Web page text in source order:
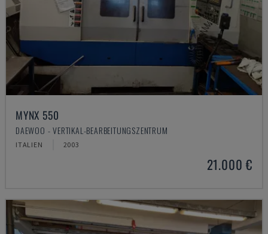
MYNX 550
DAEWOO - VERTIKAL-BEARBEITUNGSZENTRUM
ITALIEN 2003
21.000 €